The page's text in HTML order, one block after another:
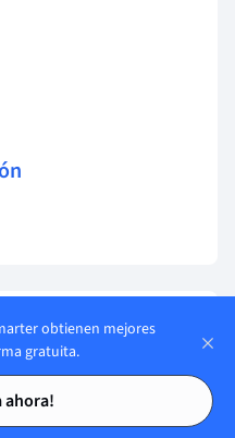
estudio
estudio
Puras
obtienen mejores
gratuita.
ahora!